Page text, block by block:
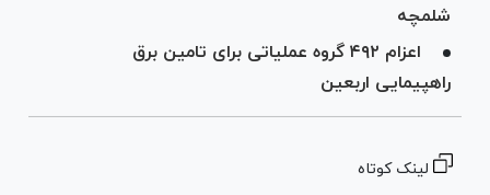
شلمچه
اعزام ۴۹۲ گروه عملیاتی برای تامین برق
راهپیمایی اربعین
لینک کوتاه